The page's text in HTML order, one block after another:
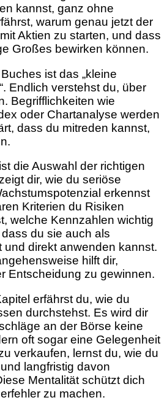
kannst, ganz ohne
warum genau jetzt der
Aktien zu starten, und dass
Großes bewirken können.
ist das „kleine
Endlich verstehst du, über
Begrifflichkeiten wie
oder Chartanalyse werden
dass du mitreden kannst,
die Auswahl der richtigen
dir, wie du seriöse
erkennst
Kriterien du Risiken
welche Kennzahlen wichtig
du sie auch als
und direkt anwenden kannst.
hilft dir,
Entscheidung zu gewinnen.
erfährst du, wie du
durchstehst. Es wird dir
an der Börse keine
oft sogar eine Gelegenheit
verkaufen, lernst du, wie du
langfristig davon
Mentalität schützt dich
zu machen.